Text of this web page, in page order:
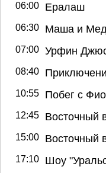
06:00 Ералаш
06:30 Маша и
07:00 Урфин
08:40
10:55 Побег с
12:45 Восточный
15:00 Восточный
17:10 Шоу